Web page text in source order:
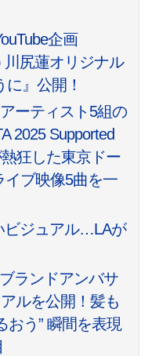
企画
川尻蓮オリジナル
』公開！
ーティスト5組の
2025 Supported
狂した東京ドー
イブ映像5曲を一
ビジュアル…LAが
ランドアンバサ
ルを公開！髪も
おう” 瞬間を表現